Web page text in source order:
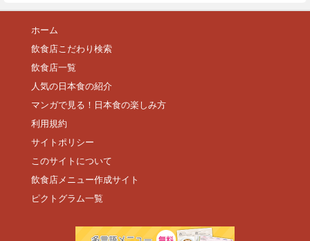
ホーム
飲食店こだわり検索
飲食店一覧
人気の日本食の紹介
マンガで見る！日本食の楽しみ方
利用規約
サイトポリシー
このサイトについて
飲食店メニュー作成サイト
ピクトグラム一覧